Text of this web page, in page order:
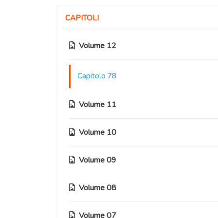
CAPITOLI
Volume 12
Capitolo 78
Volume 11
Capitolo 77
Capitolo 76
Capitolo 75
Volume 10
Capitolo 70
Capitolo 69
Capitolo 68
Volume 09
Capitolo 63
Capitolo 62
Volume 08
Volume 07